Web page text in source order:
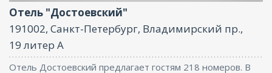
Отель "Достоевский"
191002, Санкт-Петербург, Владимирский пр.,
19 литер А
Отель Достоевский предлагает гостям 218 номеров. В